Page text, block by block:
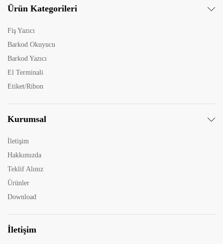
Ürün Kategorileri
Fiş Yazıcı
Barkod Okuyucu
Barkod Yazıcı
El Terminali
Etiket/Ribon
Kurumsal
İletişim
Hakkımızda
Teklif Alınız
Ürünler
Download
İletişim